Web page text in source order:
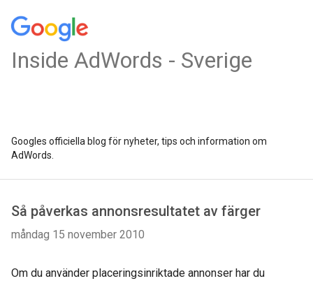
Inside AdWords - Sverige
Googles officiella blog för nyheter, tips och information om
AdWords.
Så påverkas annonsresultatet av färger
måndag 15 november 2010
Om du använder placeringsinriktade annonser har du